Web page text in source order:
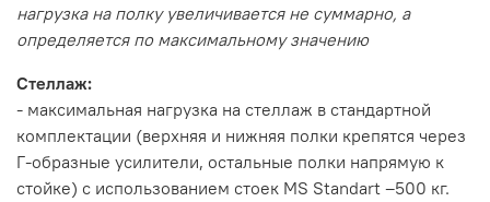
нагрузка на полку увеличивается не суммарно, а
определяется по максимальному значению
Стеллаж:
- максимальная нагрузка на стеллаж в стандартной
комплектации (верхняя и нижняя полки крепятся через
Г-образные усилители, остальные полки напрямую к
стойке) с использованием стоек MS Standart –500 кг.